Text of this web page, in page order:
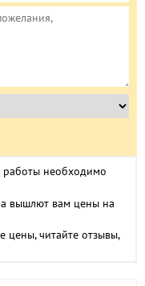
необходимо
вышлют вам цены на
цены, читайте отзывы,